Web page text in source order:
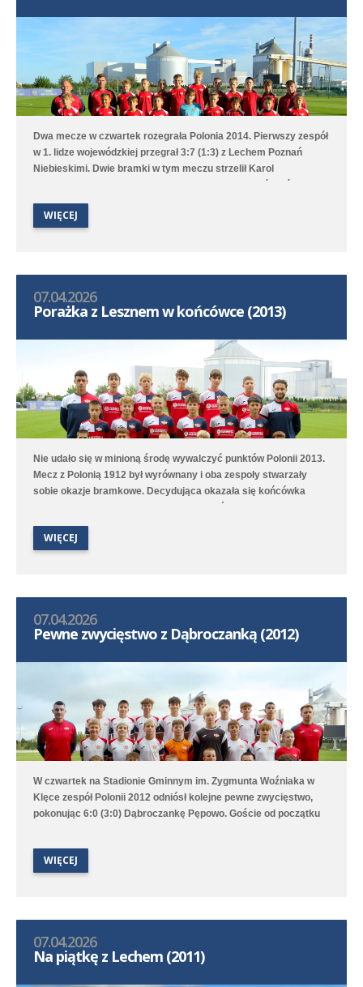
Dwa mecze w czwartek rozegrała Polonia 2014. Pierwszy zespół
w 1. lidze wojewódzkiej przegrał 3:7 (1:3) z Lechem Poznań
Niebieskimi. Dwie bramki w tym meczu strzelił Karol
rywalizuje w 2. lidze okręgowej, na własnym boisku wygrał 6:0
(2:0) z Kłosem Zaniemyśl.
WIĘCEJ
07.04.2026
Porażka z Lesznem w końcówce (2013)
Nie udało się w minioną środę wywalczyć punktów Polonii 2013.
Mecz z Polonią 1912 był wyrównany i oba zespoły stwarzały
sobie okazje bramkowe. Decydująca okazała się końcówka
wagę trzech punktów. Po pięciu meczach Polonia jest 7. w
ligowej tabeli.
WIĘCEJ
07.04.2026
Pewne zwycięstwo z Dąbroczanką (2012)
W czwartek na Stadionie Gminnym im. Zygmunta Woźniaka w
Klęce zespół Polonii 2012 odniósł kolejne pewne zwycięstwo,
pokonując 6:0 (3:0) Dąbroczankę Pępowo. Goście od początku
wyprowadzali kontrataki, Poloniści zaś długimi fragmentami bili
głową w mur, ale ostatecznie udało im się strzelić sześć bramek,
które strzelali Tymoteusz Włodarczak i Szymon Kempski po
WIĘCEJ
07.04.2026
Na piątkę z Lechem (2011)